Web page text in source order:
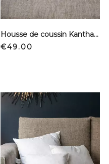
Housse de coussin Kantha - Noir, parme et vert d'eau
Price
€49.00